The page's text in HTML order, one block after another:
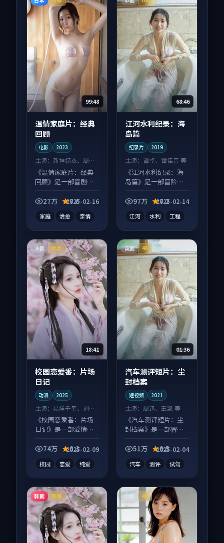
99:48
温情家庭片：经典
回顾
电影 2023
主演： 新垣结衣、周迅
等
《温情家庭片：经典
回顾》是一部喜剧向
层层推进，尾声常有
27万 7.6
2025-02-16
家庭 治愈 亲情
68:46
江河水利纪录：海
岛篇
纪录片 2019
主演：谭卓、雷佳音 等
《江河水利纪录：海
岛篇》是一部冒险向
成长为内核，情感戏
97万 7.2
2025-02-14
江河 水利 工程
法国 杜比
18:41
校园恋爱番：片场
日记
动漫 2025
主演： 易烊千玺、刘昊
然 等
《校园恋爱番：片场
日记》是一部爱情向
别错过，字幕区常有
74万 8.3
2025-02-09
校园 恋爱 纯爱
英国 4K
01:36
汽车测评短片：尘
封档案
短视频 2021
主演： 周迅、王凯 等
《汽车测评短片：尘
封档案》是一部冒险
大屏端观看，细节更
51万 9.5
2025-02-04
汽车 测评 试驾
韩国 热播 中国 4K